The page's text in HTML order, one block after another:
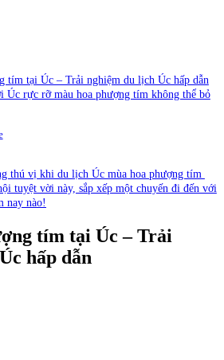
tím tại Úc – Trải nghiệm du lịch Úc hấp dẫn
Úc rực rỡ màu hoa phượng tím không thể bỏ
thú vị khi du lịch Úc mùa hoa phượng tím
tuyệt vời này, sắp xếp một chuyến đi đến với
nay nào!
tím tại Úc – Trải
hấp dẫn